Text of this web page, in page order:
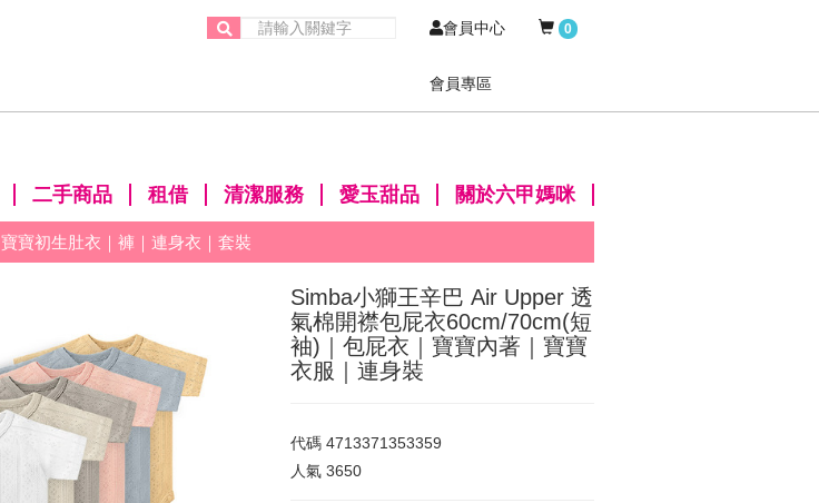
會員中心
會員專區
0
二手商品 租借 清潔服務 愛玉甜品 關於六甲媽咪
寶寶初生肚衣｜褲｜連身衣｜套裝
Simba小獅王辛巴 Air Upper 透
氣棉開襟包屁衣60cm/70cm(短
袖)｜包屁衣｜寶寶內著｜寶寶
衣服｜連身裝
代碼 4713371353359
人氣 3650